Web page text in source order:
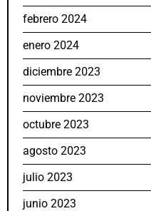
febrero 2024
enero 2024
diciembre 2023
noviembre 2023
octubre 2023
agosto 2023
julio 2023
junio 2023